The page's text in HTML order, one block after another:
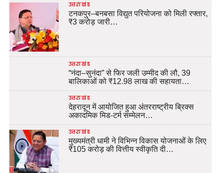
उत्तराखंड
टनकपुर–बनबसा विद्युत परियोजना को मिली रफ्तार,
₹3 करोड़ जारी…
उत्तराखंड
“नंदा–सुनंदा” से फिर जली उम्मीद की लौ, 39
बालिकाओं को ₹12.98 लाख की सहायता…
उत्तराखंड
देहरादून में आयोजित हुआ अंतरराष्ट्रीय ब्रिक्स
अकादमिक मिड-टर्म सम्मेलन…
उत्तराखंड
मुख्यमंत्री धामी ने विभिन्न विकास योजनाओं के लिए
₹105 करोड़ की वित्तीय स्वीकृति दी…